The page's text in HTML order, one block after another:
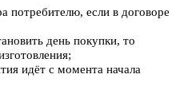
потребителю, если в договоре
день покупки, то
идёт с момента начала